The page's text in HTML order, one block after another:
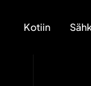
Kotiin